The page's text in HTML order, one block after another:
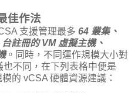
佳作法
支援管理最多 64 叢集、
註冊的 VM 虛擬主機、
。同時，不同運作規模大小對
不同，在下列表格中便是
的 vCSA 硬體資源建議：